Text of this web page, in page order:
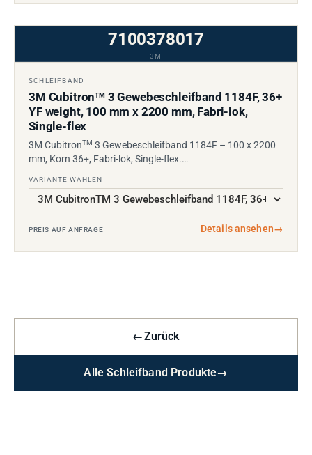
7100378017
3M
SCHLEIFBAND
3M CubitronTM3 Gewebeschleifband 1184F, 36+
YF weight, 100 mm x 2200 mm, Fabri-lok,
Single-flex
3M CubitronTM 3 Gewebeschleifband 1184F – 100 x 2200
mm, Korn 36+, Fabri-lok, Single-flex.…
VARIANTE WÄHLEN
PREIS AUF ANFRAGE Details ansehen→
←Zurück
Alle Schleifband Produkte→